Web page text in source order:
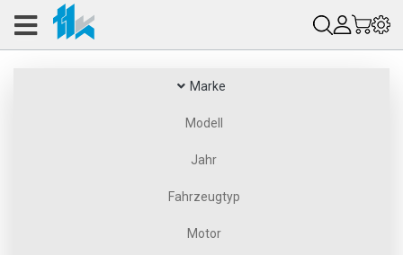
Marke
Modell
Jahr
Fahrzeugtyp
Motor